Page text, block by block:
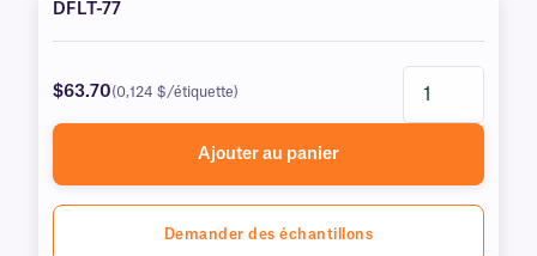
DFLT-77
$63.70(0,124 $/étiquette)
Ajouter au panier
Demander des échantillons